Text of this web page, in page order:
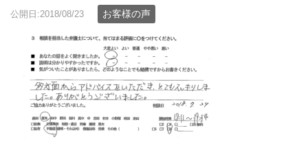
公開日:2018/08/23 お客様の声